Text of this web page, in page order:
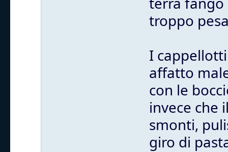
troppo
I
affatto
con le
invece che
smonti,
giro di